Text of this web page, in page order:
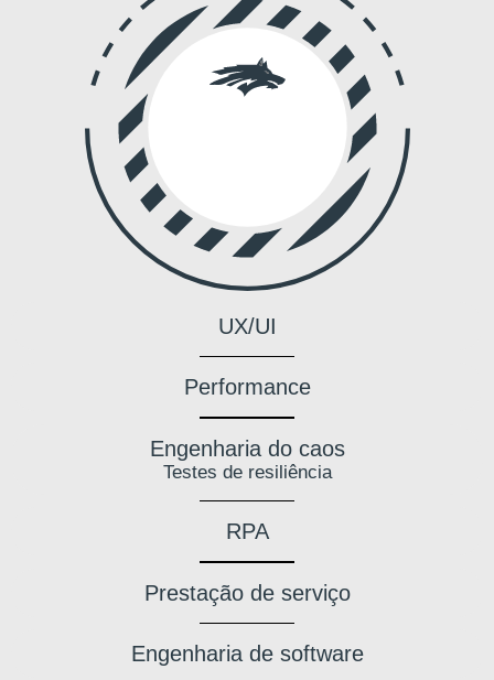
UX/UI
Performance
Engenharia do caos
Testes de resiliência
RPA
Prestação de serviço
Engenharia de software